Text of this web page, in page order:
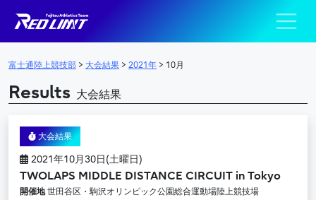
メインナビゲーション
陸上競技部 –
富士通陸上競技部 > 大会結果 > 2021年 > 10月
Results 大会結果
大会結果
2021年10月30日(土曜日)
TWOLAPS MIDDLE DISTANCE CIRCUIT in Tokyo
開催地世田谷区・駒沢オリンピック公園総合運動場陸上競技場